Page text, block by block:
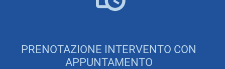
PRENOTAZIONE INTERVENTO CON
APPUNTAMENTO